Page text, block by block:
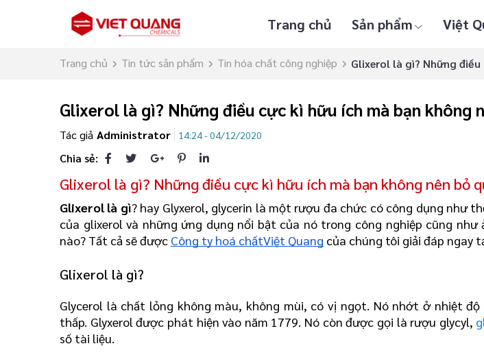
Trang chủ Sản phẩm Việt
Trang chủ Tin tức sản phẩm Tin hóa chất công nghiệp Glixerol là gì? Những điều
Glixerol là gì? Những điều cực kì hữu ích mà bạn không
Tác giả Administrator 14:24 - 04/12/2020
Chia sẻ:
Glixerol là gì? Những điều cực kì hữu ích mà bạn không nên bỏ
Glixerol là gì? hay Glyxerol, glycerin là một rượu đa chức có công dụng như
của glixerol và những ứng dụng nổi bật của nó trong công nghiệp cũng
nào? Tất cả sẽ được Công ty hoá chấtViệt Quang của chúng tôi giải đáp ngay
Glixerol là gì?
Glycerol là chất lỏng không màu, không mùi, có vị ngọt. Nó nhớt ở nhiệt
thấp. Glyxerol được phát hiện vào năm 1779. Nó còn được gọi là rượu glycyl,
số tài liệu.